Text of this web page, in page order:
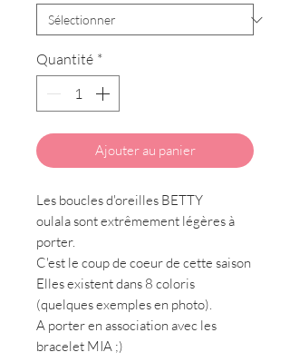
Quantité *
Ajouter au panier
Les boucles d'oreilles BETTY
oulala sont extrêmement légères à
porter.
C'est le coup de coeur de cette saison
Elles existent dans 8 coloris
(quelques exemples en photo).
A porter en association avec les
bracelet MIA ;)